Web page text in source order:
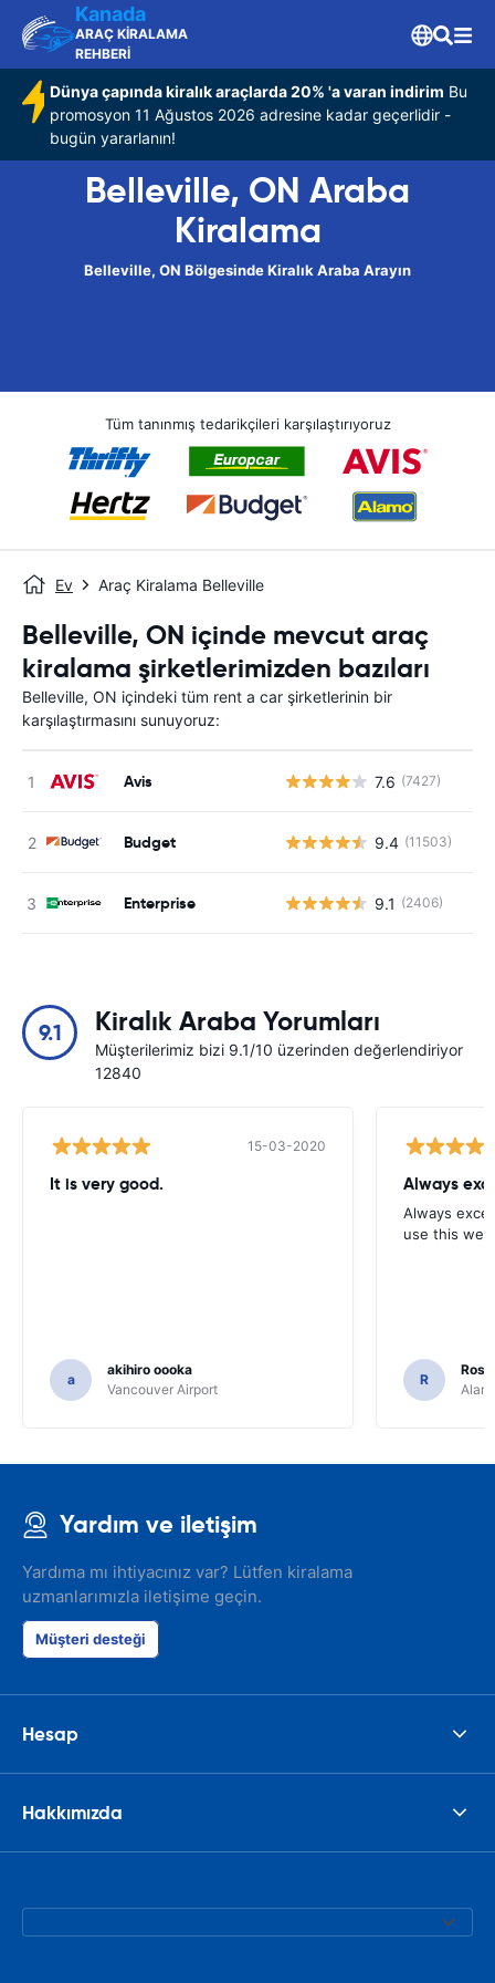
Kanada
ARAÇ KİRALAMA
REHBERİ
Dünya çapında kiralık araçlarda 20% 'a varan indirim Bu
promosyon 11 Ağustos 2026 adresine kadar geçerlidir -
bugün yararlanın!
Belleville, ON Araba
Kiralama
Belleville, ON Bölgesinde Kiralık Araba Arayın
Tüm tanınmış tedarikçileri karşılaştırıyoruz
Ev Araç Kiralama Belleville
Belleville, ON içinde mevcut araç
kiralama şirketlerimizden bazıları
Belleville, ON içindeki tüm rent a car şirketlerinin bir
karşılaştırmasını sunuyoruz:
Avis 7.6 (7427)
Budget 9.4 (11503)
Enterprise 9.1 (2406)
9.1 Kiralık Araba Yorumları
Müşterilerimiz bizi 9.1/10 üzerinden değerlendiriyor
12840
15-03-2020
It is very good.
a
akihiro oooka
Vancouver Airport
Always
Always
use this
R
Yardım ve iletişim
Yardıma mı ihtiyacınız var? Lütfen kiralama
uzmanlarımızla iletişime geçin.
Müşteri desteği
Hesap
Hakkımızda